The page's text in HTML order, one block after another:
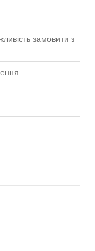
замовити з